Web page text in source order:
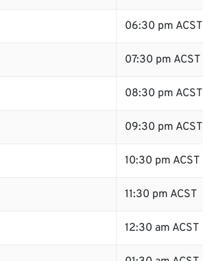
06:30 pm ACST
07:30 pm ACST
08:30 pm ACST
09:30 pm ACST
10:30 pm ACST
11:30 pm ACST
12:30 am ACST